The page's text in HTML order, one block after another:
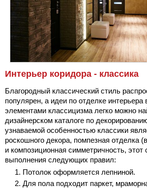
Интерьер коридора - классика
Благородный классический стиль
популярен, а идеи по отделке интерьера
элементами классицизма легко можно
дизайнерском каталоге по
узнаваемой особенностью классики
роскошного декора, помпезная отделка
и композиционная симметричность, этот
выполнения следующих правил:
Потолок оформляется лепниной.
Для пола подходит паркет,